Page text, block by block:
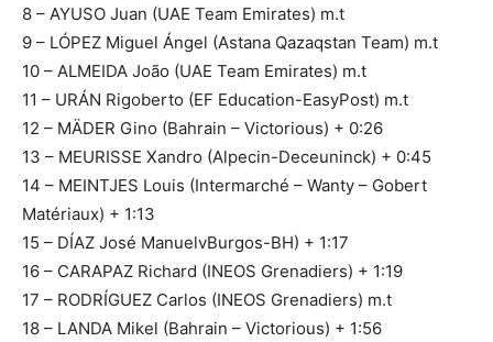
8 – AYUSO Juan (UAE Team Emirates) m.t
9 – LÓPEZ Miguel Ángel (Astana Qazaqstan Team) m.t
10 – ALMEIDA João (UAE Team Emirates) m.t
11 – URÁN Rigoberto (EF Education-EasyPost) m.t
12 – MÄDER Gino (Bahrain – Victorious) + 0:26
13 – MEURISSE Xandro (Alpecin-Deceuninck) + 0:45
14 – MEINTJES Louis (Intermarché – Wanty – Gobert
Matériaux) + 1:13
15 – DÍAZ José ManuelvBurgos-BH) + 1:17
16 – CARAPAZ Richard (INEOS Grenadiers) + 1:19
17 – RODRÍGUEZ Carlos (INEOS Grenadiers) m.t
18 – LANDA Mikel (Bahrain – Victorious) + 1:56